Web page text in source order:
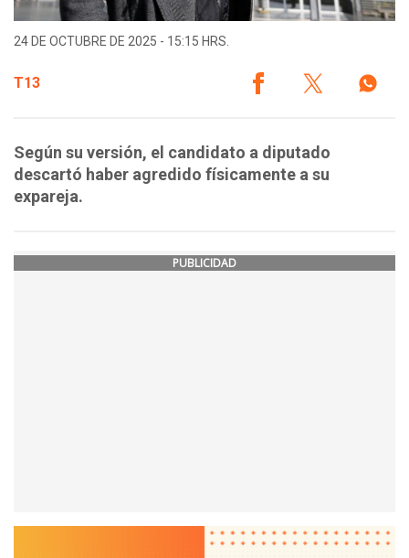
24 DE OCTUBRE DE 2025 - 15:15 HRS.
T13
Según su versión, el candidato a diputado
descartó haber agredido físicamente a su
expareja.
PUBLICIDAD